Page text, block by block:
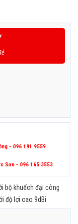
- 096 191 9559
Sơn - 096 165 3553
bộ khuếch đại công
độ lợi cao 9dBi